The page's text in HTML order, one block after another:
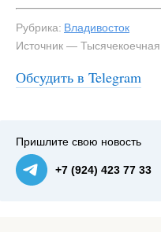
Рубрика: Владивосток
Источник —
Обсудить в Telegram
Пришлите свою новость
+7 (924) 423 77 33